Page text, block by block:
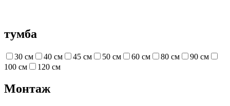
тумба
30 см 40 см 45 см 50 см 60 см 80 см
90 см
100 см
120 см
Монтаж